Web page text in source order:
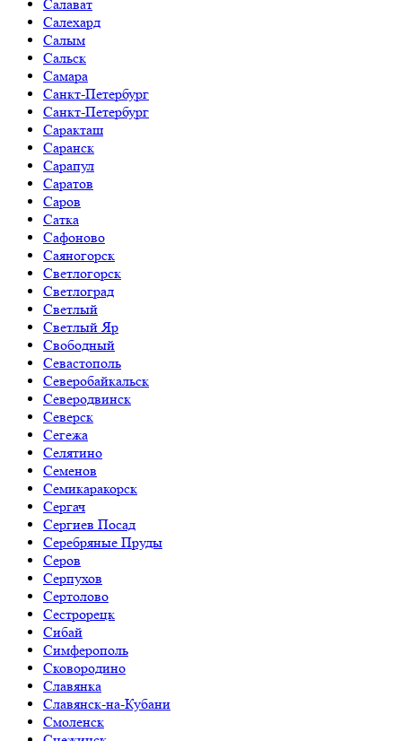
Салават
Салехард
Салым
Сальск
Самара
Санкт-Петербург
Санкт-Петербург
Саракташ
Саранск
Сарапул
Саратов
Саров
Сатка
Сафоново
Саяногорск
Светлогорск
Светлоград
Светлый
Светлый Яр
Свободный
Севастополь
Северобайкальск
Северодвинск
Северск
Сегежа
Селятино
Семенов
Семикаракорск
Сергач
Сергиев Посад
Серебряные Пруды
Серов
Серпухов
Сертолово
Сестрорецк
Сибай
Симферополь
Сковородино
Славянка
Славянск-на-Кубани
Смоленск